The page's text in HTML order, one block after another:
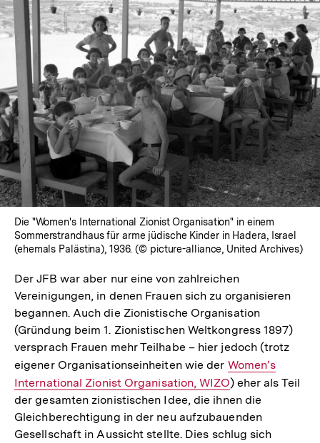
In
Lightbox
öffnen
Die "Women's International Zionist Organisation" in einem
Sommerstrandhaus für arme jüdische Kinder in Hadera, Israel
(ehemals Palästina), 1936. (© picture-alliance, United Archives)
Der JFB war aber nur eine von zahlreichen
Vereinigungen, in denen Frauen sich zu organisieren
begannen. Auch die Zionistische Organisation
(Gründung beim 1. Zionistischen Weltkongress 1897)
versprach Frauen mehr Teilhabe – hier jedoch (trotz
eigener Organisationseinheiten wie der Interner
Link:
Women’s
International Zionist Organisation, WIZO) eher als Teil
der gesamten zionistischen Idee, die ihnen die
Gleichberechtigung in der neu aufzubauenden
Gesellschaft in Aussicht stellte. Dies schlug sich